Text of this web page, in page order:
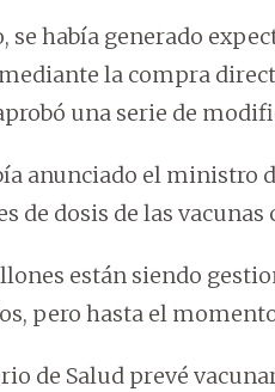
se había generado
la compra
una serie de
anunciado el ministro
de dosis de las
están siendo
pero hasta el
de Salud prevé